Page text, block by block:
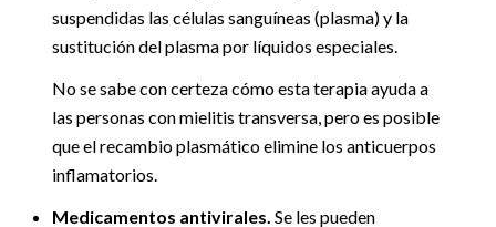
suspendidas las células sanguíneas (plasma) y la
sustitución del plasma por líquidos especiales.
No se sabe con certeza cómo esta terapia ayuda a
las personas con mielitis transversa, pero es posible
que el recambio plasmático elimine los anticuerpos
inflamatorios.
Medicamentos antivirales. Se les pueden